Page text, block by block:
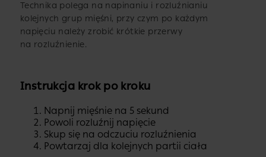
Technika polega na napinaniu i rozluźnianiu
kolejnych grup mięśni, przy czym po każdym
napięciu należy zrobić krótkie przerwy
na rozluźnienie.
Instrukcja krok po kroku
Napnij mięśnie na 5 sekund
Powoli rozluźnij napięcie
Skup się na odczuciu rozluźnienia
Powtarzaj dla kolejnych partii ciała